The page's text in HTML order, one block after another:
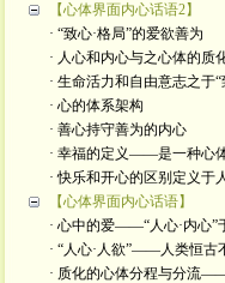
【心体界面内心话语2】
· “致心·格局”的爱欲善为
· 人心和内心与之心体的质
· 生命活力和自由意志之于“
· 心的体系架构
· 善心持守善为的内心
· 幸福的定义——是一种心
· 快乐和开心的区别定义于
【心体界面内心话语】
· 心中的爱——“人心·内心”
· “人心·人欲”——人类恒古
· 质化的心体分程与分流